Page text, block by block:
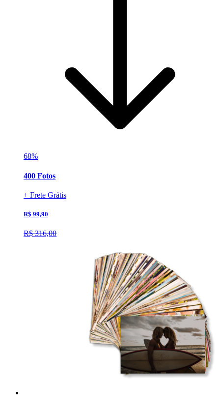
68%
400 Fotos
+ Frete Grátis
R$ 99,90
R$ 316,00